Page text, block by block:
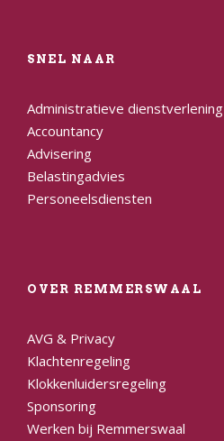
SNEL NAAR
Administratieve dienstverlening
Accountancy
Advisering
Belastingadvies
Personeelsdiensten
OVER REMMERSWAAL
AVG & Privacy
Klachtenregeling
Klokkenluidersregeling
Sponsoring
Werken bij Remmerswaal